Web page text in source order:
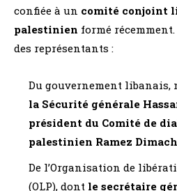
confiée à un comité conjoint
palestinien formé
des représentants :
Du gouvernement libanais,
la Sécurité générale
président du Comité de
palestinien Ramez
De l’Organisation de
(OLP), dont le secrétaire